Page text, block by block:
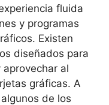
‌fluida
y programas
Existen
⁢diseñados​ para
al
‍gráficas. A
de los